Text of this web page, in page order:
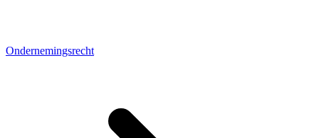
Ondernemingsrecht